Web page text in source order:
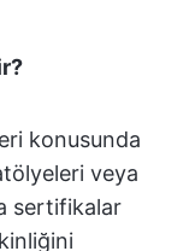
konusunda
veya
sertifikalar